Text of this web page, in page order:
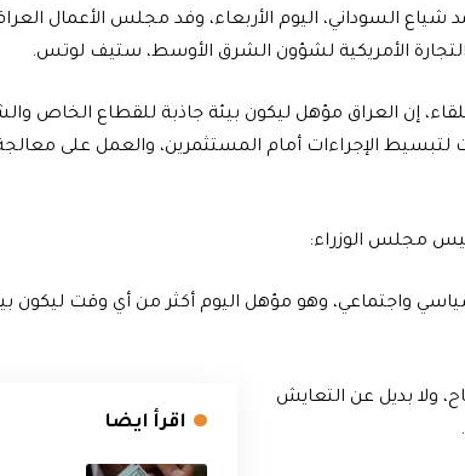
السوداني، اليوم الأربعاء، وفد مجلس الأعمال
الأمريكية لشؤون الشرق الأوسط، ستيف لوتس.
إن العراق مؤهل ليكون بيئة جاذبة للقطاع الخاص
لتبسيط الإجراءات أمام المستثمرين، والعمل على
مجلس الوزراء:
واجتماعي، وهو مؤهل اليوم أكثر من أي وقت ليكون
اقرأ ايضا
ولا بديل عن التعايش